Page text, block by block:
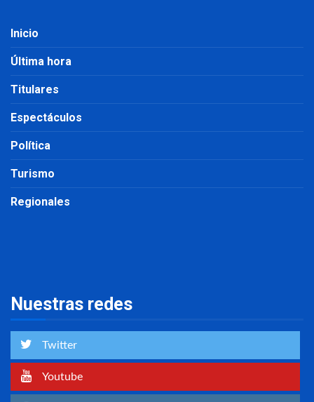
Inicio
Última hora
Titulares
Espectáculos
Política
Turismo
Regionales
Nuestras redes
Twitter
Youtube